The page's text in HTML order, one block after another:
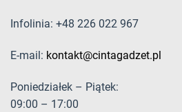
Infolinia: +48 226 022 967
E-mail: kontakt@cintagadzet.pl
Poniedziałek – Piątek:
09:00 – 17:00